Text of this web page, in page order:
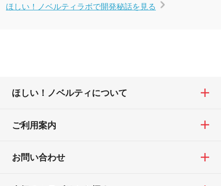
ほしい！ノベルティラボで開発秘話を見る
ほしい！ノベルティについて
ご利用案内
お問い合わせ